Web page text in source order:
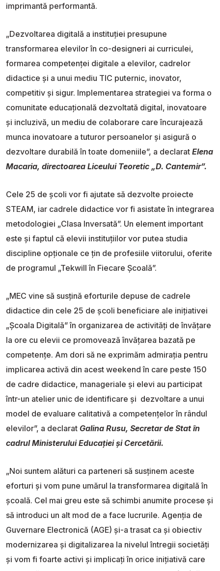
imprimantă performantă.
„Dezvoltarea digitală a instituției presupune
transformarea elevilor în co-designeri ai curriculei,
formarea competenței digitale a elevilor, cadrelor
didactice și a unui mediu TIC puternic, inovator,
competitiv și sigur. Implementarea strategiei va forma o
comunitate educațională dezvoltată digital, inovatoare
și incluzivă, un mediu de colaborare care încurajează
munca inovatoare a tuturor persoanelor și asigură o
dezvoltare durabilă în toate domeniile”, a declarat Elena
Macaria, directoarea Liceului Teoretic „D. Cantemir”.
Cele 25 de școli vor fi ajutate să dezvolte proiecte
STEAM, iar cadrele didactice vor fi asistate în integrarea
metodologiei „Clasa Inversată”. Un element important
este și faptul că elevii instituțiilor vor putea studia
discipline opționale ce țin de profesiile viitorului, oferite
de programul „Tekwill în Fiecare Școală”.
„MEC vine să susțină eforturile depuse de cadrele
didactice din cele 25 de școli beneficiare ale inițiativei
„Școala Digitală” în organizarea de activități de învățare
la ore cu elevii ce promovează învățarea bazată pe
competențe. Am dori să ne exprimăm admirația pentru
implicarea activă din acest weekend în care peste 150
de cadre didactice, manageriale și elevi au participat
într-un atelier unic de identificare și dezvoltare a unui
model de evaluare calitativă a competențelor în rândul
elevilor”, a declarat Galina Rusu, Secretar de Stat în
cadrul Ministerului Educației și Cercetării.
„Noi suntem alături ca parteneri să susținem aceste
eforturi și vom pune umărul la transformarea digitală în
școală. Cel mai greu este să schimbi anumite procese și
să introduci un alt mod de a face lucrurile. Agenția de
Guvernare Electronică (AGE) și-a trasat ca și obiectiv
modernizarea și digitalizarea la nivelul întregii societăți
și vom fi foarte activi și implicați în orice inițiativă care